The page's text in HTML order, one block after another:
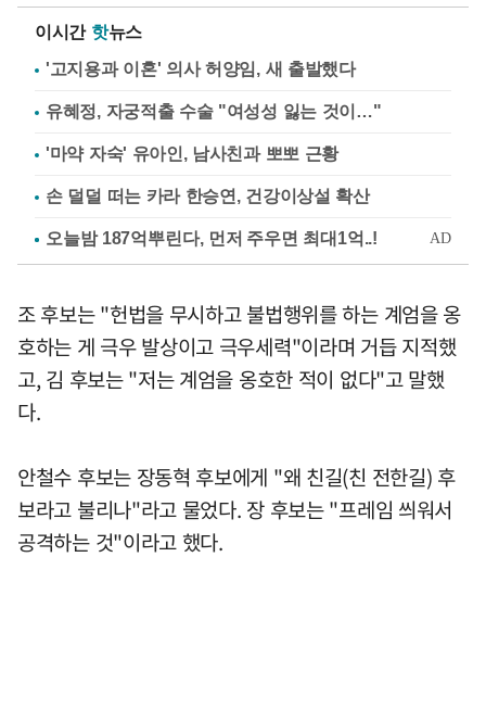
이시간 핫뉴스
'고지용과 이혼' 의사 허양임, 새 출발했다
유혜정, 자궁적출 수술 "여성성 잃는 것이…"
'마약 자숙' 유아인, 남사친과 뽀뽀 근황
손 덜덜 떠는 카라 한승연, 건강이상설 확산
조 후보는 "헌법을 무시하고 불법행위를 하는 계엄을 옹
호하는 게 극우 발상이고 극우세력"이라며 거듭 지적했
고, 김 후보는 "저는 계엄을 옹호한 적이 없다"고 말했
다.
안철수 후보는 장동혁 후보에게 "왜 친길(친 전한길) 후
보라고 불리나"라고 물었다. 장 후보는 "프레임 씌워서
공격하는 것"이라고 했다.